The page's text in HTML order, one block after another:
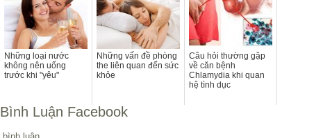
Những loại nước
không nên uống
trước khi "yêu"
Những vấn đề phòng
the liên quan đến sức
khỏe
Câu hỏi thường gặp
về căn bệnh
Chlamydia khi quan
hệ tình dục
Bình Luận Facebook